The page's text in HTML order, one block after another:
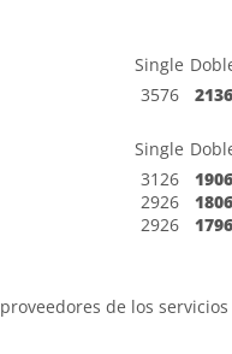
Single
3576 2136
Single
3126 1906
2926 1806
2926 1796
de los